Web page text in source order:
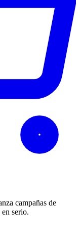
campañas de
serio.